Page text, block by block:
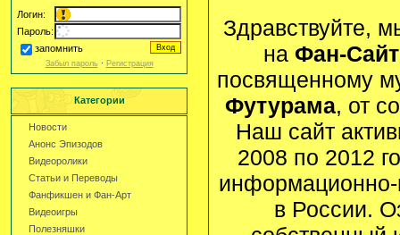
Логин:
Пароль:
запомнить
Забыл пароль· Регистрация
Категории
Новости
Анонс Эпизодов
Видеоролики
Статьи и Переводы
Фанфикшен и Фан-Арт
Видеоигры
Полезняшки
Здравствуйте,
на Фан-
посвященному
Футурама, от
Наш сайт
2008 по 2012
в России.